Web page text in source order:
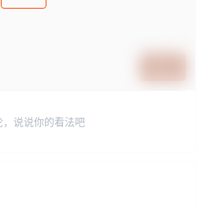
，说说你的看法吧